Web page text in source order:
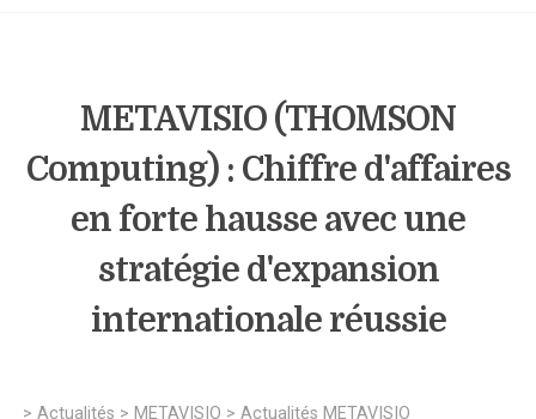
METAVISIO (THOMSON
Computing) : Chiffre d'affaires
en forte hausse avec une
stratégie d'expansion
internationale réussie
> Actualités > METAVISIO > Actualités METAVISIO